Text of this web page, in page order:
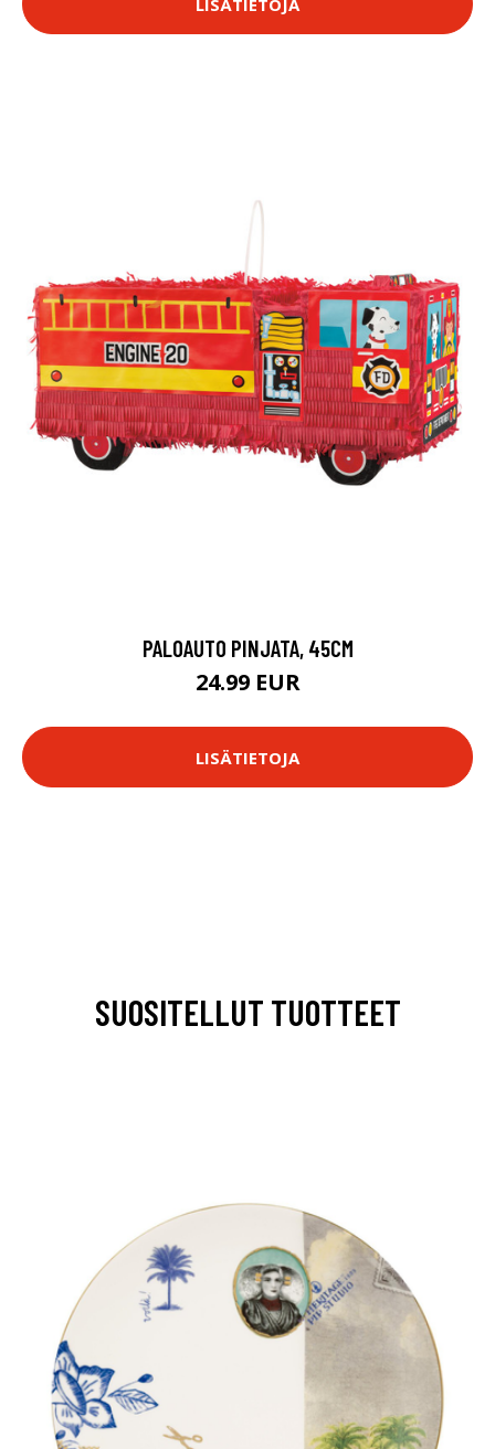
PALOAUTO PINJATA, 45CM
24.99 EUR
LISÄTIETOJA
SUOSITELLUT TUOTTEET